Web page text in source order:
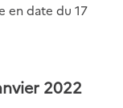
en date du 17
2022